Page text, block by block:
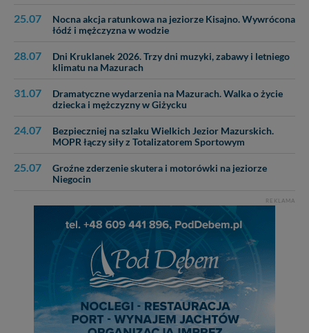
25.07
Nocna akcja ratunkowa na jeziorze Kisajno. Wywrócona
łódź i mężczyzna w wodzie
28.07
Dni Kruklanek 2026. Trzy dni muzyki, zabawy i letniego
klimatu na Mazurach
31.07
Dramatyczne wydarzenia na Mazurach. Walka o życie
dziecka i mężczyzny w Giżycku
24.07
Bezpieczniej na szlaku Wielkich Jezior Mazurskich.
MOPR łączy siły z Totalizatorem Sportowym
25.07
Groźne zderzenie skutera i motorówki na jeziorze
Niegocin
REKLAMA